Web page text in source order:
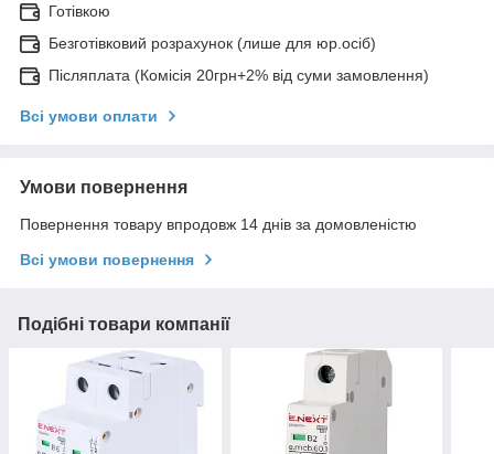
Готівкою
Безготівковий розрахунок (лише для юр.осіб)
Післяплата (Комісія 20грн+2% від суми замовлення)
Всі умови оплати
Умови повернення
Повернення товару впродовж 14 днів за домовленістю
Всі умови повернення
Подібні товари компанії